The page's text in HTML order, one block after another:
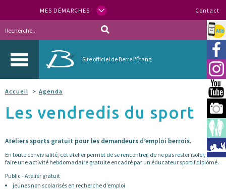
MES DÉMARCHES Contact
Site officiel de Berre l'Étang
Allo
Accueil Agenda
Les vendredis du sport
Ateliers sports gratuit pour les demandeurs d’emploi berrois.
En toute convivialité, cet atelier permet de se rencontrer, de ne pas rester isoler, de
faire une activité hebdomadaire gratuite encadré par un éducateur sportif diplômé.
Public - Atelier gratuit
jeunes non scolarisés en recherche d’emploi